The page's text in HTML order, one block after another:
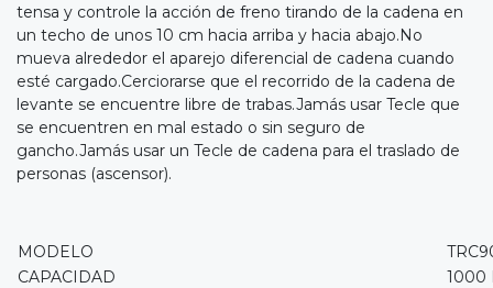
tensa y controle la acción de freno tirando de la cadena en
un techo de unos 10 cm hacia arriba y hacia abajo.No
mueva alrededor el aparejo diferencial de cadena cuando
esté cargado.Cerciorarse que el recorrido de la cadena de
levante se encuentre libre de trabas.Jamás usar Tecle que
se encuentren en mal estado o sin seguro de
gancho.Jamás usar un Tecle de cadena para el traslado de
personas (ascensor).
MODELO
CAPACIDAD
1000